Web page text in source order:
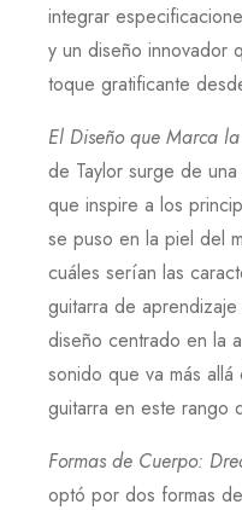
integrar
y un diseño innovador
toque gratificante
El Diseño que Marca
de Taylor surge de
que inspire a los
se puso en la piel del
cuáles serían las
guitarra de
diseño centrado en la
sonido que va más
guitarra en este rango
Formas de Cuerpo:
optó por dos formas